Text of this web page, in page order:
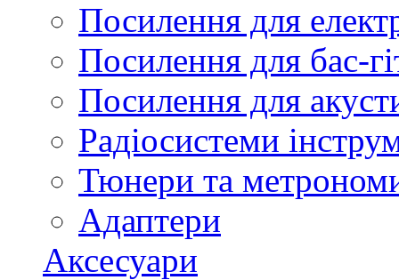
Посилення для
Посилення для бас-
Посилення для
Радіосистеми
Тюнери та
Адаптери
Аксесуари